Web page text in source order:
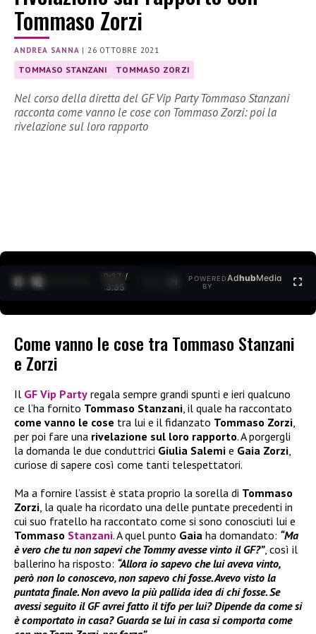
Tommaso Zorzi
ANDREA SANNA |26 OTTOBRE 2021
TOMMASO STANZANI TOMMASO ZORZI
Nel corso della diretta del GF Vip Party Tommaso Stanzani
racconta come vanno le cose con Tommaso Zorzi: poi la
rivelazione sul loro rapporto
0:27 /
3:35
POWERED
BY
AdhubMedia
Come vanno le cose tra Tommaso Stanzani
e Zorzi
Il GF Vip Party regala sempre grandi spunti e ieri qualcuno
ce l’ha fornito Tommaso Stanzani, il quale ha raccontato
come vanno le cose tra lui e il fidanzato Tommaso Zorzi,
per poi fare una rivelazione sul loro rapporto. A porgergli
la domanda le due conduttrici Giulia Salemi e Gaia Zorzi,
curiose di sapere così come tanti telespettatori.
Ma a fornire l’assist è stata proprio la sorella di Tommaso
Zorzi, la quale ha ricordato una delle puntate precedenti in
cui suo fratello ha raccontato come si sono conosciuti lui e
Tommaso Stanzani. A quel punto Gaia ha domandato: “Ma
è vero che tu non sapevi che Tommy avesse vinto il GF?”, così il
ballerino ha risposto: “Allora io sapevo che lui aveva vinto,
però non lo conoscevo, non sapevo chi fosse. Avevo visto la
puntata finale. Non avevo la più pallida idea di chi fosse. Se
avessi seguito il GF avrei fatto il tifo per lui? Dipende da come si
è comportato in casa? Guarda se lui in casa si comporta come